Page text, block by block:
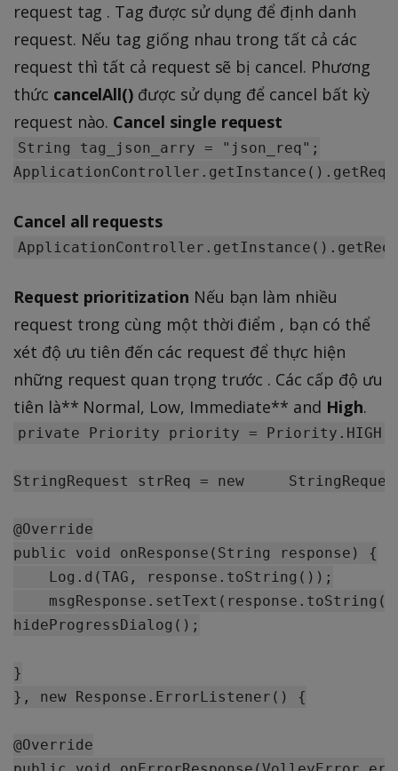
request tag . Tag được sử dụng để định danh
request. Nếu tag giống nhau trong tất cả các
request thì tất cả request sẽ bị cancel. Phương
thức cancelAll() được sử dụng để cancel bất kỳ
request nào. Cancel single request
String tag_json_arry = "json_req";
Cancel all requests
Request prioritization Nếu bạn làm nhiều
request trong cùng một thời điểm , bạn có thể
xét độ ưu tiên đến các request để thực hiện
những request quan trọng trước . Các cấp độ ưu
tiên là** Normal, Low, Immediate** and High.
private Priority priority = Priority.HIGH;
StringRequest strReq = new
@Override
public void onResponse(String response) {
    Log.d(TAG, response.toString());
hideProgressDialog();
}
}, new Response.ErrorListener() {
@Override